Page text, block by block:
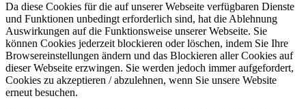
Da diese Cookies für die auf unserer Webseite verfügbaren Dienste
und Funktionen unbedingt erforderlich sind, hat die Ablehnung
Auswirkungen auf die Funktionsweise unserer Webseite. Sie
können Cookies jederzeit blockieren oder löschen, indem Sie Ihre
Browsereinstellungen ändern und das Blockieren aller Cookies auf
dieser Webseite erzwingen. Sie werden jedoch immer aufgefordert,
Cookies zu akzeptieren / abzulehnen, wenn Sie unsere Website
erneut besuchen.